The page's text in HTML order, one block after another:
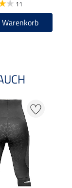
11
Warenkorb